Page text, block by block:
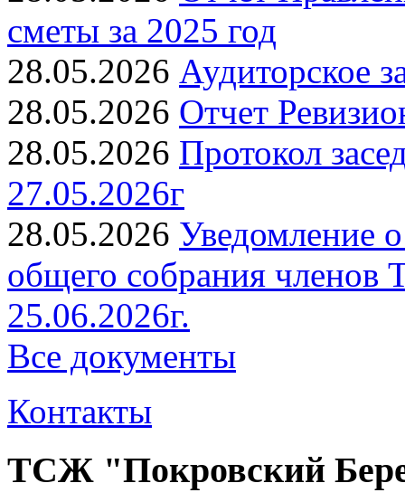
сметы за 2025 год
28.05.2026 Аудиторское
28.05.2026 Отчет
28.05.2026 Протокол
27.05.2026г
28.05.2026 Уведомление
общего собрания
25.06.2026г.
Все документы
Контакты
ТСЖ "Покровский